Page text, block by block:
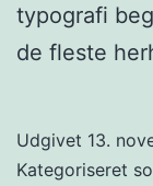
typografi
de fleste
Udgivet 13.
Kategoriseret